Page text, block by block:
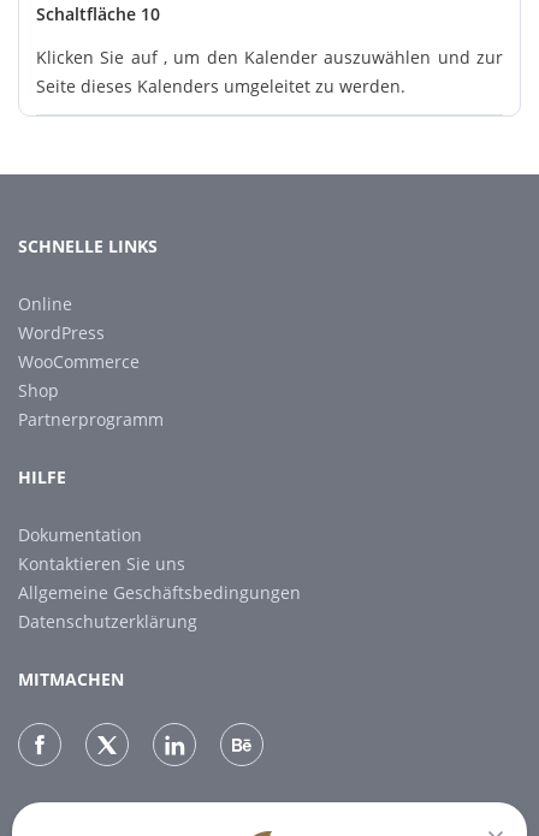
Schaltfläche 10
Klicken Sie auf , um den Kalender auszuwählen und zur
Seite dieses Kalenders umgeleitet zu werden.
SCHNELLE LINKS
Online
WordPress
WooCommerce
Shop
Partnerprogramm
HILFE
Dokumentation
Kontaktieren Sie uns
Allgemeine Geschäftsbedingungen
Datenschutzerklärung
MITMACHEN